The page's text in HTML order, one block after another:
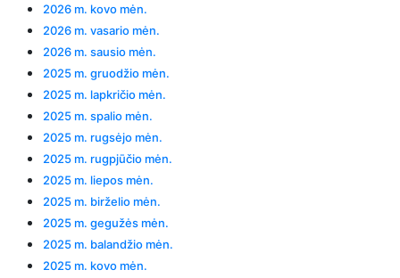
2026 m. kovo mėn.
2026 m. vasario mėn.
2026 m. sausio mėn.
2025 m. gruodžio mėn.
2025 m. lapkričio mėn.
2025 m. spalio mėn.
2025 m. rugsėjo mėn.
2025 m. rugpjūčio mėn.
2025 m. liepos mėn.
2025 m. birželio mėn.
2025 m. gegužės mėn.
2025 m. balandžio mėn.
2025 m. kovo mėn.